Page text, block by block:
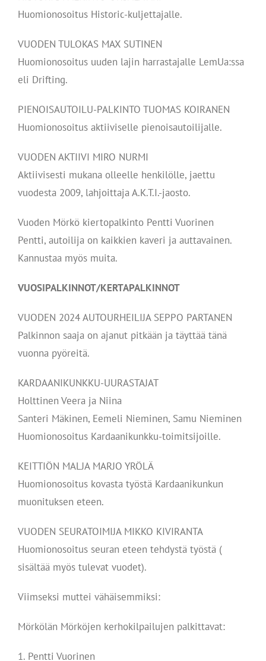
Huomionosoitus Historic-kuljettajalle.
VUODEN TULOKAS MAX SUTINEN
Huomionosoitus uuden lajin harrastajalle LemUa:ssa
eli Drifting.
PIENOISAUTOILU-PALKINTO TUOMAS KOIRANEN
Huomionosoitus aktiiviselle pienoisautoilijalle.
VUODEN AKTIIVI MIRO NURMI
Aktiivisesti mukana olleelle henkilölle, jaettu
vuodesta 2009, lahjoittaja A.K.T.I.-jaosto.
Vuoden Mörkö kiertopalkinto Pentti Vuorinen
Pentti, autoilija on kaikkien kaveri ja auttavainen.
Kannustaa myös muita.
VUOSIPALKINNOT/KERTAPALKINNOT
VUODEN 2024 AUTOURHEILIJA SEPPO PARTANEN
Palkinnon saaja on ajanut pitkään ja täyttää tänä
vuonna pyöreitä.
KARDAANIKUNKKU-UURASTAJAT
Holttinen Veera ja Niina
Santeri Mäkinen, Eemeli Nieminen, Samu Nieminen
Huomionosoitus Kardaanikunkku-toimitsijoille.
KEITTIÖN MALJA MARJO YRÖLÄ
Huomionosoitus kovasta työstä Kardaanikunkun
muonituksen eteen.
VUODEN SEURATOIMIJA MIKKO KIVIRANTA
Huomionosoitus seuran eteen tehdystä työstä (
sisältää myös tulevat vuodet).
Viimseksi muttei vähäisemmiksi:
Mörkölän Mörköjen kerhokilpailujen palkittavat:
1. Pentti Vuorinen